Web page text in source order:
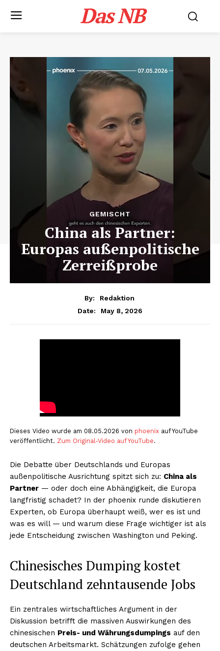
Das NB
GEMISCHT
China als Partner:
Europas außenpolitische
Zerreißprobe
By:
Redaktion
Date:
May 8, 2026
Dieses Video wurde am 08.05.2026 von phoenix auf YouTube
veröffentlicht. Zum Original-Video auf YouTube.
Die Debatte über Deutschlands und Europas
außenpolitische Ausrichtung spitzt sich zu: China als
Partner — oder doch eine Abhängigkeit, die Europa
langfristig schadet? In der phoenix runde diskutieren
Experten, ob Europa überhaupt weiß, wer es ist und
was es will — und warum diese Frage wichtiger ist als
jede Entscheidung zwischen Washington und Peking.
Chinesisches Dumping kostet
Deutschland zehntausende Jobs
Ein zentrales wirtschaftliches Argument in der
Diskussion betrifft die massiven Auswirkungen des
chinesischen Preis- und Währungsdumpings auf den
deutschen Arbeitsmarkt. Schätzungen zufolge gehen